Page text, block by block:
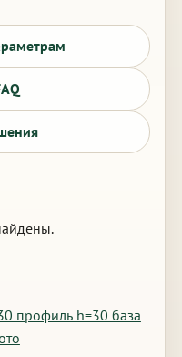
профиль h=30 база